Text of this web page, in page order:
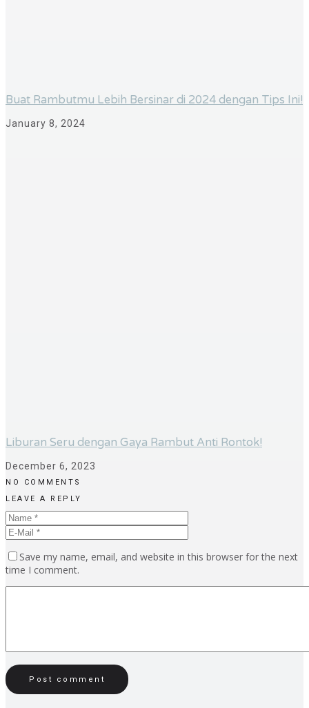
Buat Rambutmu Lebih Bersinar di 2024 dengan Tips Ini!
January 8, 2024
Liburan Seru dengan Gaya Rambut Anti Rontok!
December 6, 2023
NO COMMENTS
LEAVE A REPLY
Save my name, email, and website in this browser for the next
time I comment.